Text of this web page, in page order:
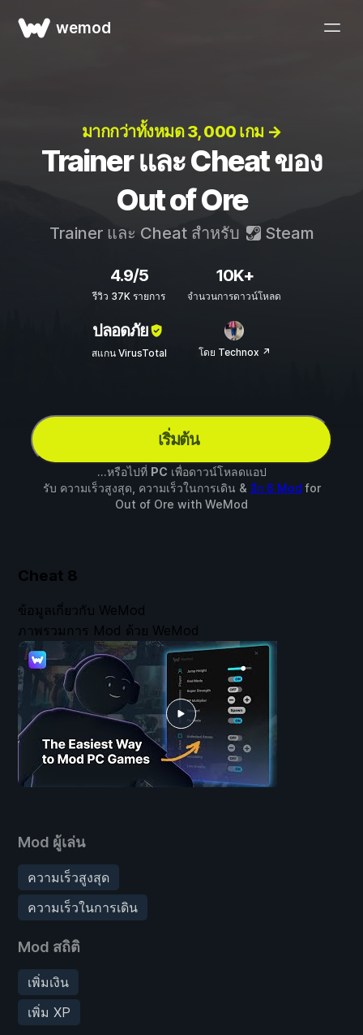
wemod
มากกว่าทั้งหมด 3, 000 เกม →
Trainer และ Cheat ของ
Out of Ore
Trainer และ Cheat สำหรับ Steam
4.9/5
รีวิว 37K รายการ
10K+
จำนวนการดาวน์โหลด
ปลอดภัย
สแกน VirusTotal โดย Technox ↗
เริ่มต้น
...หรือไปที่ PC เพื่อดาวน์โหลดแอป
รับ ความเร็วสูงสุด, ความเร็วในการเดิน & อีก 6 Mod for
Out of Ore with WeMod
Cheat 8
Mod ผู้เล่น
ความเร็วสูงสุด
ความเร็วในการเดิน
Mod สถิติ
เพิ่มเงิน
เพิ่ม XP
ข้อมูลเกี่ยวกับ WeMod
ภาพรวมการ Mod ด้วย WeMod